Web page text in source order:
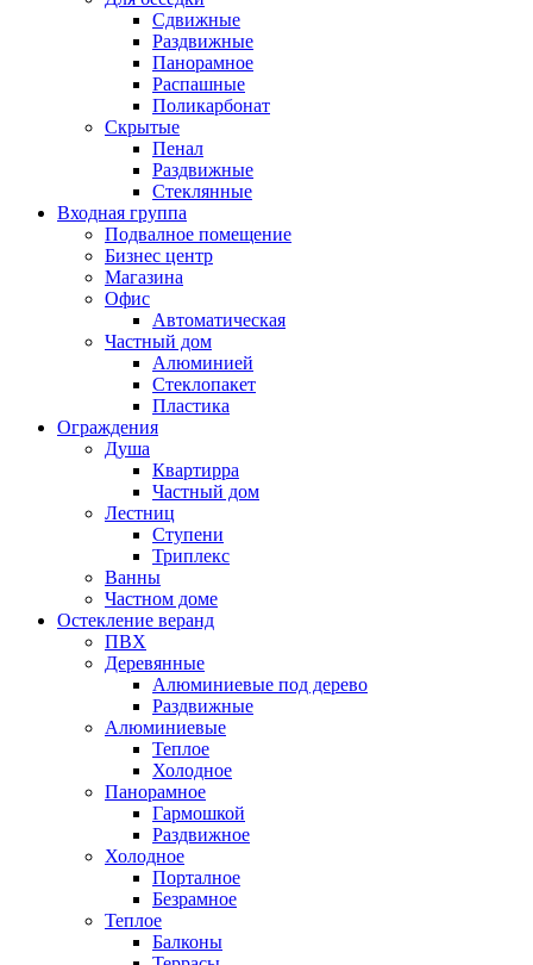
Сдвижные
Раздвижные
Панорамное
Распашные
Поликарбонат
Скрытые
Пенал
Раздвижные
Стеклянные
Входная группа
Подвалное помещение
Бизнес центр
Магазина
Офис
Автоматическая
Частный дом
Алюминией
Стеклопакет
Пластика
Ограждения
Душа
Квартирра
Частный дом
Лестниц
Ступени
Триплекс
Ванны
Частном доме
Остекление веранд
ПВХ
Деревянные
Алюминиевые под дерево
Раздвижные
Алюминиевые
Теплое
Холодное
Панорамное
Гармошкой
Раздвижное
Холодное
Порталное
Безрамное
Теплое
Балконы